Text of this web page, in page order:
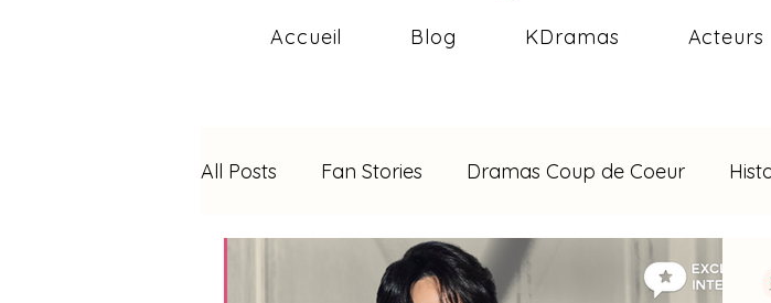
Accueil Blog KDramas Acteurs
All Posts Fan Stories Dramas Coup de Coeur
Byeon Woo Seok Hwang In Youp